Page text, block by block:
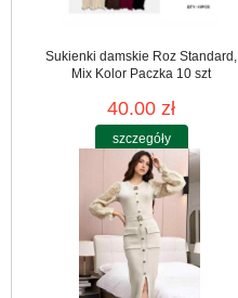
Sukienki damskie Roz Standard,
Mix Kolor Paczka 10 szt
40.00 zł
szczegóły